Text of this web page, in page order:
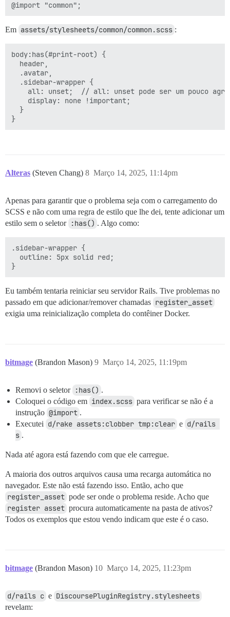
Em assets/stylesheets/common/common.scss :
body:has(#print-root) {
  header,
  .avatar,
  .sidebar-wrapper {
all: unset;  // all: unset pode ser um pouco
    display: none !important;
  }
Alteras (Steven Chang) Março 14, 2025, 11:14pm
8
Apenas para garantir que o problema seja com o carregamento do
SCSS e não com uma regra de estilo que lhe dei, tente adicionar um
estilo sem o seletor :has() . Algo como:
.sidebar-wrapper {
  outline: 5px solid red;
Eu também tentaria reiniciar seu servidor Rails. Tive problemas no
passado em que adicionar/remover chamadas register_asset
exigia uma reinicialização completa do contêiner Docker.
bitmage (Brandon Mason) Março 14, 2025, 11:19pm
9
Removi o seletor :has() .
Coloquei o código em index.scss para verificar se não é a
instrução @import .
Executei d/rake assets:clobber tmp:clear e d/rails
s .
Nada até agora está fazendo com que ele carregue.
A maioria dos outros arquivos causa uma recarga automática no
navegador. Este não está fazendo isso. Então, acho que
register_asset pode ser onde o problema reside. Acho que
register asset procura automaticamente na pasta de ativos?
Todos os exemplos que estou vendo indicam que este é o caso.
bitmage (Brandon Mason) Março 14, 2025, 11:23pm
10
d/rails c e DiscoursePluginRegistry.stylesheets
revelam: